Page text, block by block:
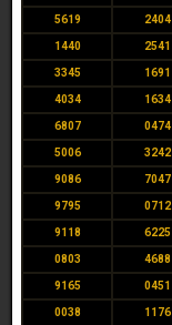
5619 2404
1440 2541
3345 1691
4034 1634
6807 0474
5006 3242
9086 7047
9795 0712
9118 6225
0803 4688
9165 0451
0038 1176